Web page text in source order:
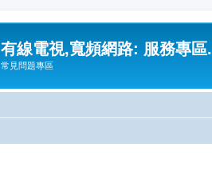
有線電視,寬頻網路: 服務專區.
常見問題專區